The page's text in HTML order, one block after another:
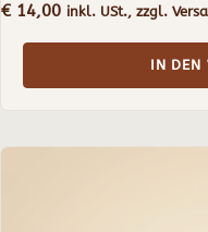
€14,00 inkl. USt., zzgl.
IN DEN